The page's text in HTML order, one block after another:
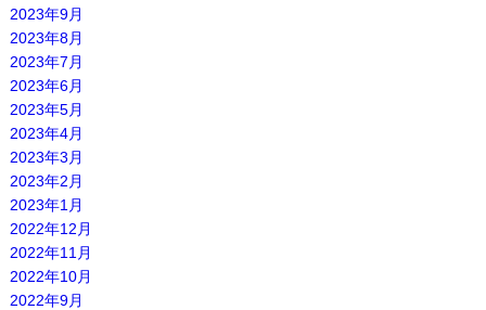
2023年9月
2023年8月
2023年7月
2023年6月
2023年5月
2023年4月
2023年3月
2023年2月
2023年1月
2022年12月
2022年11月
2022年10月
2022年9月